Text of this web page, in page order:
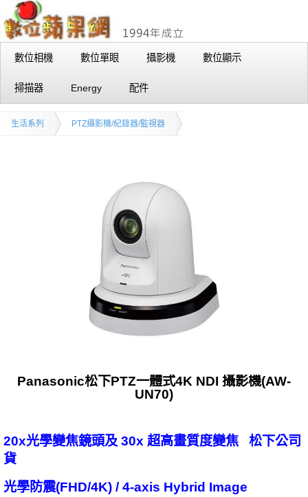
數位相機 數位單眼 攝影機 數位顯示
掃描器 Energy 配件
生活系列 PTZ攝影機/紀錄器/監視器
Panasonic松下PTZ一體式4K NDI 攝影機(AW-
UN70)
20x光學變焦鏡頭及 30x 超高畫質度變焦 松下公司
貨
光學防震(FHD/4K) / 4-axis Hybrid Image